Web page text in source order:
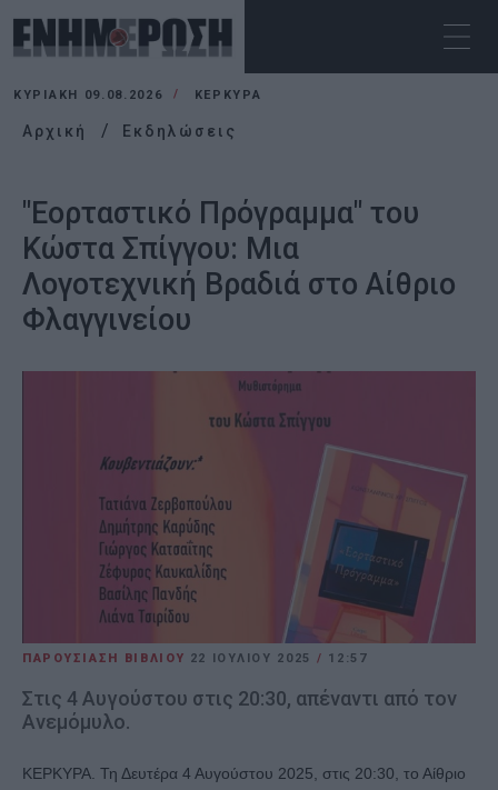
ΚΥΡΙΑΚΉ 09.08.2026 ΚΕΡΚΥΡΑ
Αρχική Εκδηλώσεις
"Εορταστικό Πρόγραμμα" του
Κώστα Σπίγγου: Μια
Λογοτεχνική Βραδιά στο Αίθριο
Φλαγγινείου
ΠΑΡΟΥΣΙΑΣΗ ΒΙΒΛΙΟΥ 22 ΙΟΥΛΊΟΥ 2025 / 12:57
Στις 4 Αυγούστου στις 20:30, απέναντι από τον
Ανεμόμυλο.
ΚΕΡΚΥΡΑ. Τη Δευτέρα 4 Αυγούστου 2025, στις 20:30, το Αίθριο